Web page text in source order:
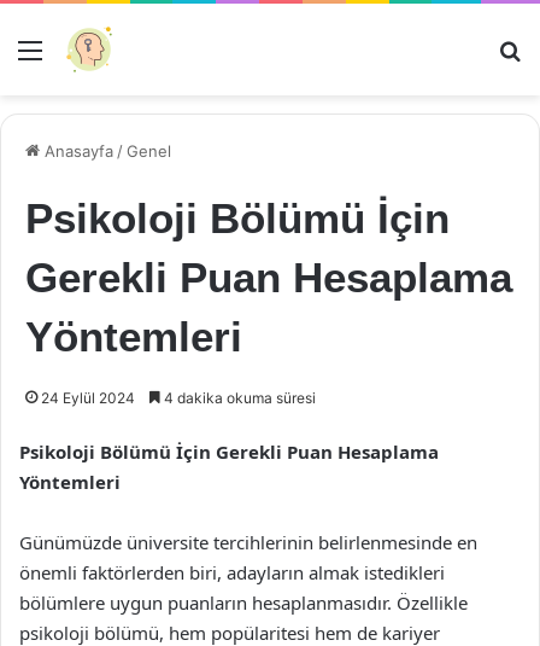
Menü
Anasayfa /Genel
Psikoloji Bölümü İçin
Gerekli Puan Hesaplama
Yöntemleri
24 Eylül 2024 4 dakika okuma süresi
Psikoloji Bölümü İçin Gerekli Puan Hesaplama
Yöntemleri
Günümüzde üniversite tercihlerinin belirlenmesinde en
önemli faktörlerden biri, adayların almak istedikleri
bölümlere uygun puanların hesaplanmasıdır. Özellikle
psikoloji bölümü, hem popülaritesi hem de kariyer